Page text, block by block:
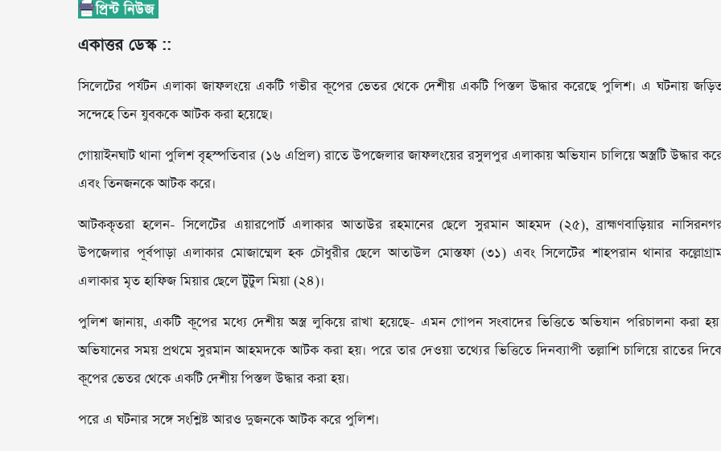
একাত্তর ডেস্ক ::
সিলেটের পর্যটন এলাকা জাফলংয়ে একটি গভীর কূপের ভেতর থেকে দেশীয় একটি পিস্তল উদ্ধার করেছে পুলিশ। এ ঘটনায়
সন্দেহে তিন যুবককে আটক করা হয়েছে।
গোয়াইনঘাট থানা পুলিশ বৃহস্পতিবার (১৬ এপ্রিল) রাতে উপজেলার জাফলংয়ের রসুলপুর এলাকায় অভিযান চালিয়ে অস্ত্রটি উদ্ধার
এবং তিনজনকে আটক করে।
আটককৃতরা হলেন- সিলেটের এয়ারপোর্ট এলাকার আতাউর রহমানের ছেলে সুরমান আহমদ (২৫), ব্রাহ্মণবাড়িয়ার
উপজেলার পূর্বপাড়া এলাকার মোজাম্মেল হক চৌধুরীর ছেলে আতাউল মোস্তফা (৩১) এবং সিলেটের শাহপরান থানার
এলাকার মৃত হাফিজ মিয়ার ছেলে টুটুল মিয়া (২৪)।
পুলিশ জানায়, একটি কূপের মধ্যে দেশীয় অস্ত্র লুকিয়ে রাখা হয়েছে- এমন গোপন সংবাদের ভিত্তিতে অভিযান পরিচালনা করা
অভিযানের সময় প্রথমে সুরমান আহমদকে আটক করা হয়। পরে তার দেওয়া তথ্যের ভিত্তিতে দিনব্যাপী তল্লাশি চালিয়ে রাতের
কূপের ভেতর থেকে একটি দেশীয় পিস্তল উদ্ধার করা হয়।
পরে এ ঘটনার সঙ্গে সংশ্লিষ্ট আরও দুজনকে আটক করে পুলিশ।